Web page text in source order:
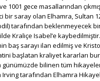
güvenlik ve temel site işlevleri
olmadan site düzgün
1001 gece masallarından
bir saray olan Elhamra, Sultan
tarafından beklenmeyecek
Kraliçe Isabel’e kaybedilmiştir.
baş sarayı ilan edilmiş ve
başlatan kraliyet kararları
günümüzde bilinen tüm
tarafından Elhamra